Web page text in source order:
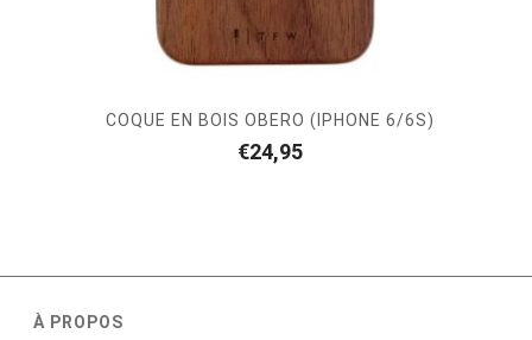
COQUE EN BOIS OBERO (IPHONE 6/6S)
€24,95
À PROPOS